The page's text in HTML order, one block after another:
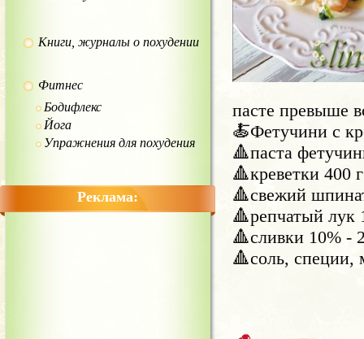
Книги, журналы о похудении
Фитнес
Бодифлекс
Йога
Упражнения для похудения
Реклама:
пасте превыше
🍝Фетучини с
🔺️паста
🔺️креветки 400 г
🔺️свежий
🔺️репчатый лук
🔺️сливки 10% -
🔺️соль, специи,